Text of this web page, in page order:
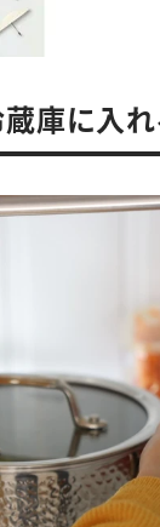
蔵庫に入